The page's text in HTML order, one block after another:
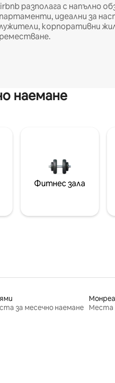
разполага с напълно
идеални за
корпоративни
наемане
Фитнес зала
за месечно наемане
Места